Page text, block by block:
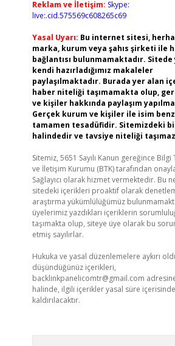
Reklam ve İletişim: Skype:
live:.cid.575569c608265c69
Yasal Uyarı: Bu internet sitesi,
marka, kurum veya şahıs şirketi ile
bağlantısı bulunmamaktadır. Sitede
kendi hazırladığımız makaleler
paylaşılmaktadır. Burada yer alan
haber niteliği taşımamakta olup,
ve kişiler hakkında paylaşım
Gerçek kurum ve kişiler ile isim
tamamen tesadüfidir. Sitemizdeki
halindedir ve tavsiye niteliği
Sitemiz, 5651 Sayılı Kanun gereğince
ve İletişim Kurumu (BTK) tarafından
Sağlayıcı olarak hizmet vermektedir. Bu
sitedeki içerikleri proaktif olarak
araştırma yükümlülüğümüz
üyelerimiz yazdıkları içeriklerin
taşımakta olup, siteye üye olarak bu
etmiş sayılırlar.
Hukuka ve yasal düzenlemelere aykırı
düşündüğünüz içerikleri,
backlinkpanelicomtr@gmail.com
halinde, ilgili içerikler yasal süre
kaldırılacaktır.